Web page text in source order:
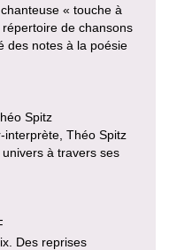
« touche à
de chansons
des notes à la poésie
Spitz
interprète, Théo Spitz
à travers ses
Des reprises